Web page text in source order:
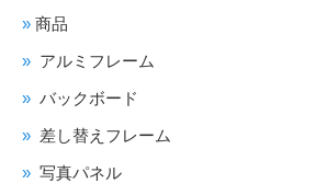
商品
アルミフレーム
バックボード
差し替えフレーム
写真パネル